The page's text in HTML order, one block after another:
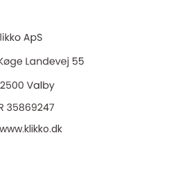
www.klikko.dk